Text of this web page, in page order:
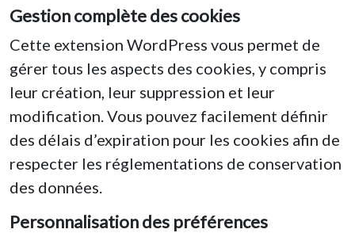
Gestion complète des cookies
Cette extension WordPress vous permet de
gérer tous les aspects des cookies, y compris
leur création, leur suppression et leur
modification. Vous pouvez facilement définir
des délais d’expiration pour les cookies afin de
respecter les réglementations de conservation
des données.
Personnalisation des préférences